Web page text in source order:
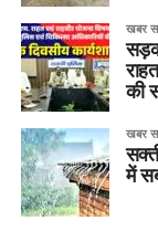
खबर
सड़क
की
खबर
में